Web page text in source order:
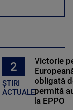
2
ȘTIRI
ACTUALE
Victorie
obligată
permită
la EPPO